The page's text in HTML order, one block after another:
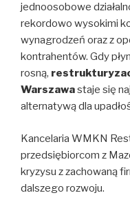
jednoosobowe
rekordowo wysokimi
wynagrodzeń oraz z
kontrahentów. Gdy
rosną,
Warszawastaje się
alternatywą dla
Kancelaria WMKN
przedsiębiorcom z
kryzysu z zachowaną
dalszego rozwoju.